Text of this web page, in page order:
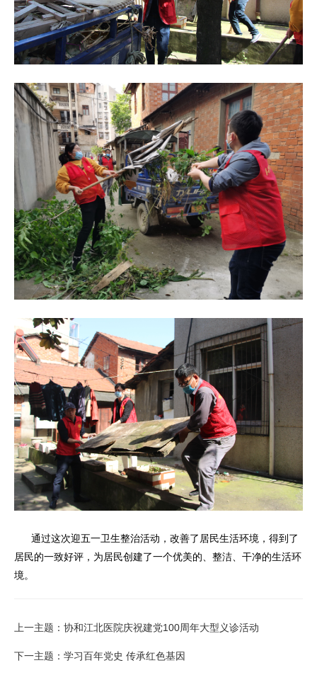
通过这次迎五一卫生整治活动，改善了居民生活环境，得到了
居民的一致好评，为居民创建了一个优美的、整洁、干净的生活环
境。
上一主题：协和江北医院庆祝建党100周年大型义诊活动
下一主题：学习百年党史 传承红色基因